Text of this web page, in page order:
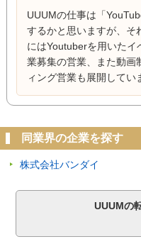
UUUMの仕事は「
するかと思いますが、そ
にはYoutuberを用いた
業募集の営業、また動画
ィング営業も展開してい
同業界の企業を探す
株式会社バンダイ
UUUMの